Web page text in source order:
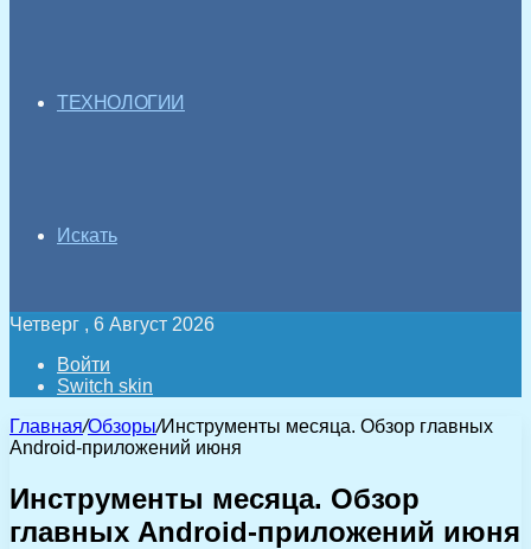
ТЕХНОЛОГИИ
Искать
Четверг , 6 Август 2026
Войти
Switch skin
Главная/Обзоры/Инструменты месяца. Обзор главных
Android-приложений июня
Инструменты месяца. Обзор
главных Android-приложений июня